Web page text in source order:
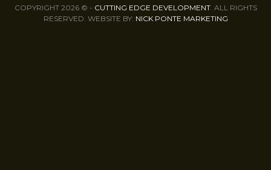
COPYRIGHT 2026 © - CUTTING EDGE DEVELOPMENT. ALL RIGHTS
RESERVED. WEBSITE BY: NICK PONTE MARKETING